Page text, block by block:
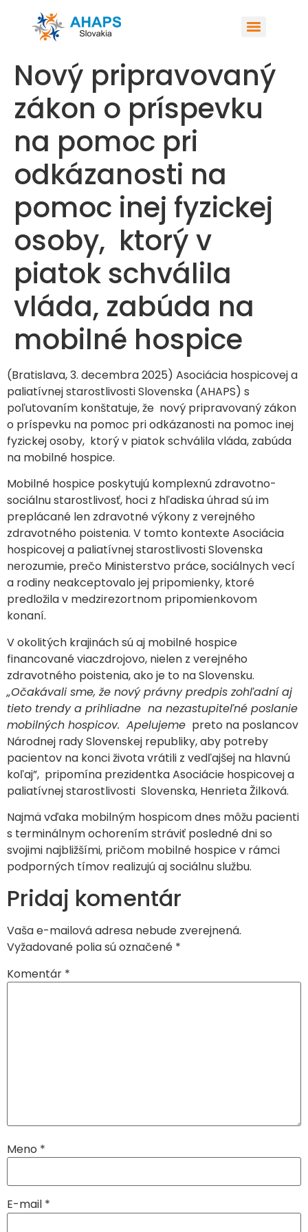
Nový pripravovaný
zákon o príspevku
na pomoc pri
odkázanosti na
pomoc inej fyzickej
osoby, ktorý v
piatok schválila
vláda, zabúda na
mobilné hospice
(Bratislava, 3. decembra 2025) Asociácia hospicovej a
paliatívnej starostlivosti Slovenska (AHAPS) s
poľutovaním konštatuje, že nový pripravovaný zákon
o príspevku na pomoc pri odkázanosti na pomoc inej
fyzickej osoby, ktorý v piatok schválila vláda, zabúda
na mobilné hospice.
Mobilné hospice poskytujú komplexnú zdravotno-
sociálnu starostlivosť, hoci z hľadiska úhrad sú im
preplácané len zdravotné výkony z verejného
zdravotného poistenia. V tomto kontexte Asociácia
hospicovej a paliatívnej starostlivosti Slovenska
nerozumie, prečo Ministerstvo práce, sociálnych vecí
a rodiny neakceptovalo jej pripomienky, ktoré
predložila v medzirezortnom pripomienkovom
konaní.
V okolitých krajinách sú aj mobilné hospice
financované viaczdrojovo, nielen z verejného
zdravotného poistenia, ako je to na Slovensku.
„Očakávali sme, že nový právny predpis zohľadní aj
tieto trendy a prihliadne na nezastupiteľné poslanie
mobilných hospicov. Apelujeme preto na poslancov
Národnej rady Slovenskej republiky, aby potreby
pacientov na konci života vrátili z vedľajšej na hlavnú
koľaj”, pripomína prezidentka Asociácie hospicovej a
paliatívnej starostlivosti Slovenska, Henrieta Žilková.
Najmä vďaka mobilným hospicom dnes môžu pacienti
s terminálnym ochorením stráviť posledné dni so
svojimi najbližšími, pričom mobilné hospice v rámci
podporných tímov realizujú aj sociálnu službu.
Pridaj komentár
Vaša e-mailová adresa nebude zverejnená.
Vyžadované polia sú označené *
Komentár *
Meno *
E-mail *